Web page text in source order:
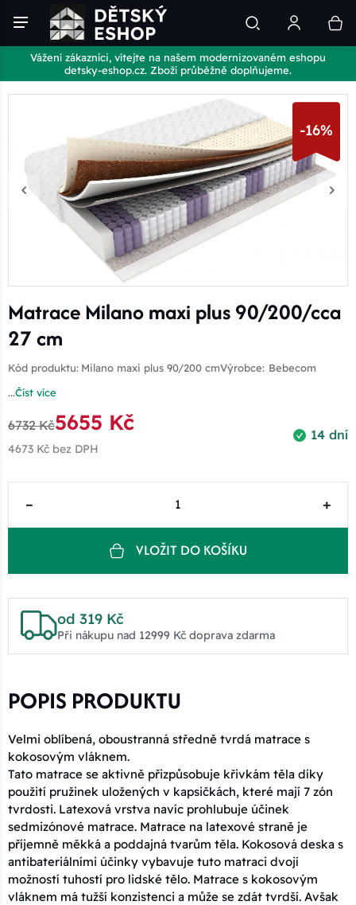
Vážení zákazníci, vítejte na našem modernizovaném eshopu
detsky-eshop.cz. Zboží průběžně doplňujeme.
-16%
Matrace Milano maxi plus 90/200/cca
27 cm
Kód produktu: Milano maxi plus 90/200 cmVýrobce: Bebecom
...Číst více
14 dní
6732 Kč5655 Kč
4673 Kč bez DPH
– +
VLOŽIT DO KOŠÍKU
od 319 Kč
Při nákupu nad 12999 Kč doprava zdarma
POPIS PRODUKTU
Velmi oblíbená, oboustranná středně tvrdá matrace s
kokosovým vláknem.
Tato matrace se aktivně přizpůsobuje křivkám těla díky
použití pružinek uložených v kapsičkách, které mají 7 zón
tvrdosti. Latexová vrstva navíc prohlubuje účinek
sedmizónové matrace. Matrace na latexové straně je
příjemně měkká a poddajná tvarům těla. Kokosová deska s
antibateriálními účinky vybavuje tuto matraci dvojí
možností tuhostí pro lidské tělo. Matrace s kokosovým
vláknem má tužší konzistenci a může se zdát tvrdší. Avšak